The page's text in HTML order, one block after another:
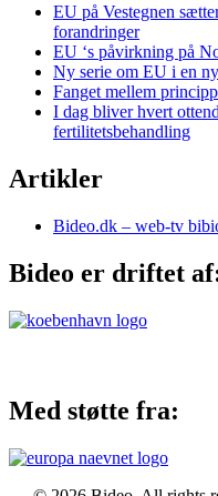
EU på Vestegnen
forandringer
EU ‘s påvirkning på
Ny serie om EU i en
Fanget mellem
I dag bliver hvert
fertilitetsbehandling
Artikler
Bideo.dk – web-tv
Bideo er driftet
Med støtte fra: